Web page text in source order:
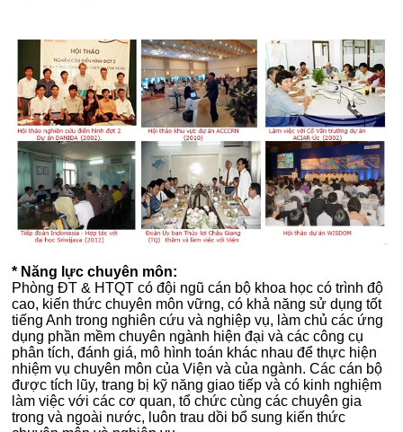
* Năng lực chuyên môn:
Phòng ĐT & HTQT có đội ngũ cán bộ khoa học có trình độ
cao, kiến thức chuyên môn vững, có khả năng sử dụng tốt
tiếng Anh trong nghiên cứu và nghiệp vụ, làm chủ các ứng
dụng phần mềm chuyên ngành hiện đại và các công cụ
phân tích, đánh giá, mô hình toán khác nhau để thực hiện
nhiệm vụ chuyên môn của Viện và của ngành. Các cán bộ
được tích lũy, trang bị kỹ năng giao tiếp và có kinh nghiệm
làm việc với các cơ quan, tổ chức cùng các chuyên gia
trong và ngoài nước, luôn trau dồi bổ sung kiến thức